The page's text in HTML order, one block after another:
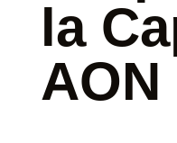
la
AON